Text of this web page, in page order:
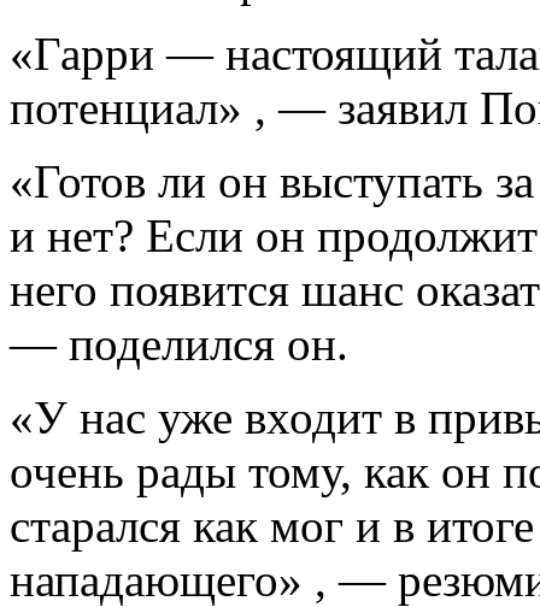
«Гарри — настоящий
потенциал» , — заявил
«Готов ли он выступать
и нет? Если он
него появится шанс
— поделился он.
«У нас уже входит в
очень рады тому, как он
старался как мог и в
нападающего» , —